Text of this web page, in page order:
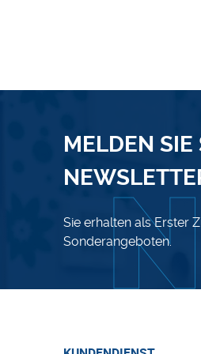
MELDEN SIE
Sie erhalten als Erster
Sonderangeboten.